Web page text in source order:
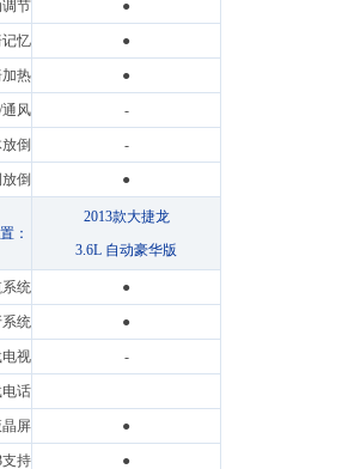
节 ●
记忆 ●
加热 ●
通风 -
倒 -
倒 ●
：
2013款大捷龙
3.6L 自动豪华版
统 ●
统 ●
视 -
话
晶屏 ●
持 ●